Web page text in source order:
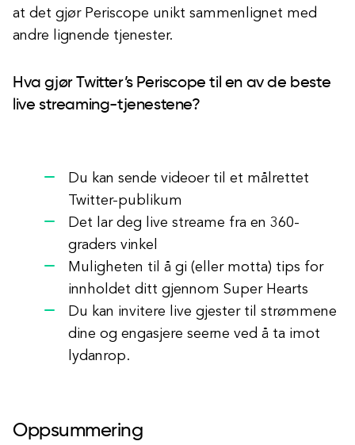
at det gjør Periscope unikt sammenlignet med
andre lignende tjenester.
Hva gjør Twitter’s Periscope til en av de beste
live streaming-tjenestene?
Du kan sende videoer til et målrettet
Twitter-publikum
Det lar deg live streame fra en 360-
graders vinkel
Muligheten til å gi (eller motta) tips for
innholdet ditt gjennom Super Hearts
Du kan invitere live gjester til strømmene
dine og engasjere seerne ved å ta imot
lydanrop.
Oppsummering